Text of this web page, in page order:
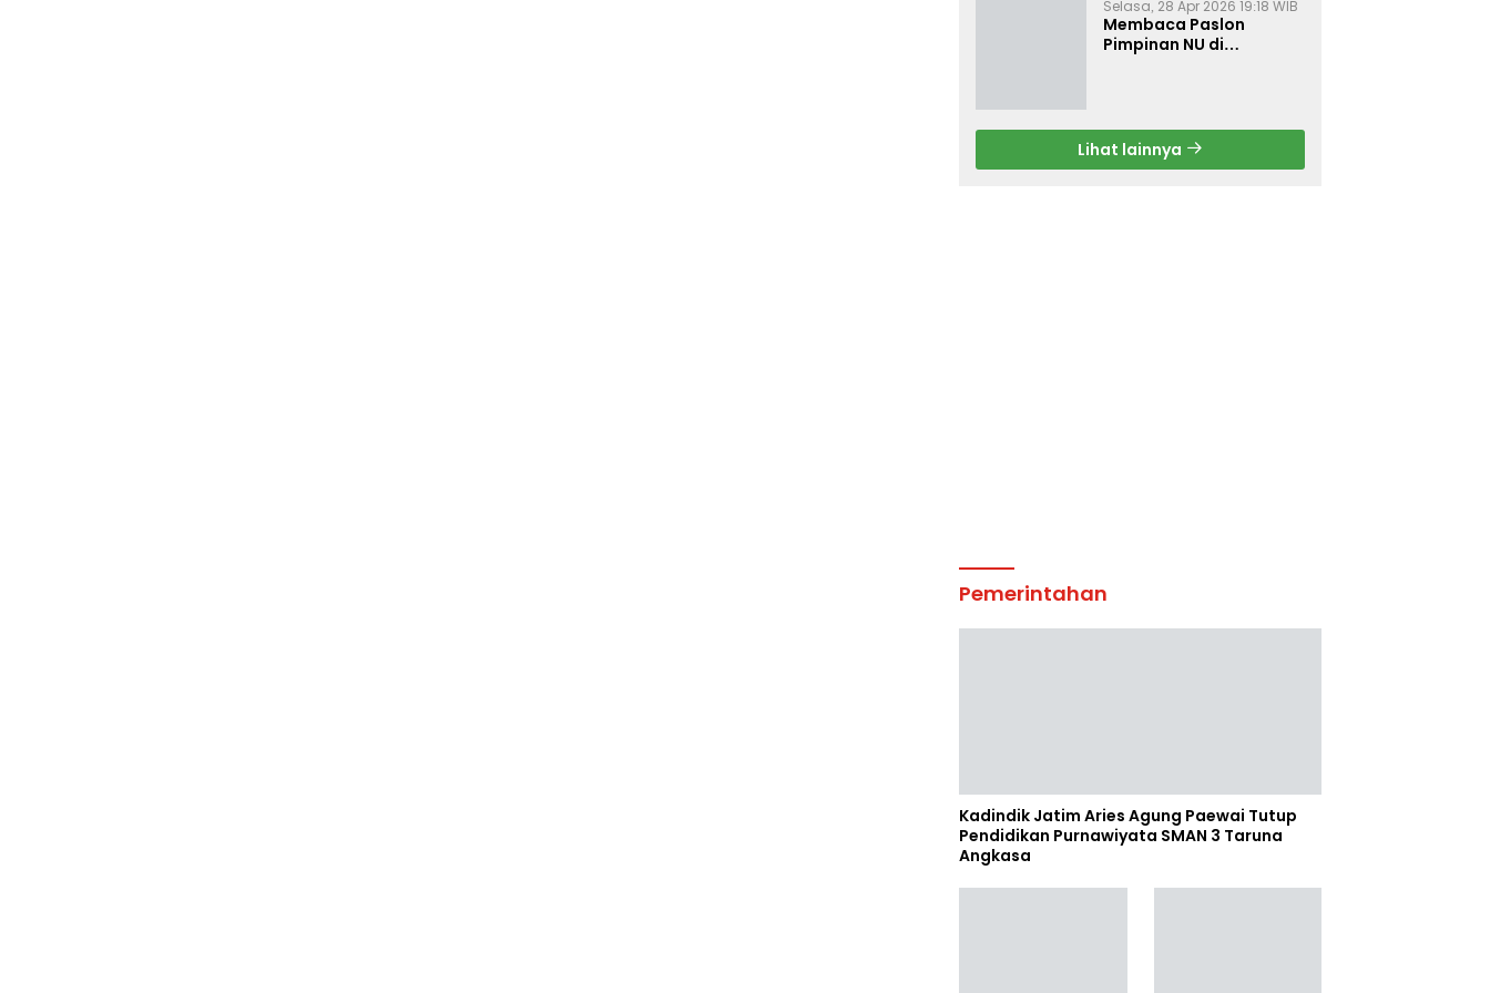
Selasa, 28 Apr 2026 19:18 WIB
Membaca Paslon
Pimpinan NU di
Lihat lainnya
Pemerintahan
Kadindik Jatim Aries Agung Paewai Tutup
Pendidikan Purnawiyata SMAN 3 Taruna
Angkasa